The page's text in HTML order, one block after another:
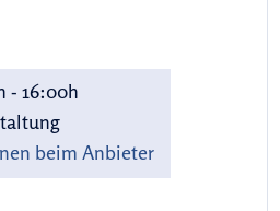
- 16:00h
beim Anbieter